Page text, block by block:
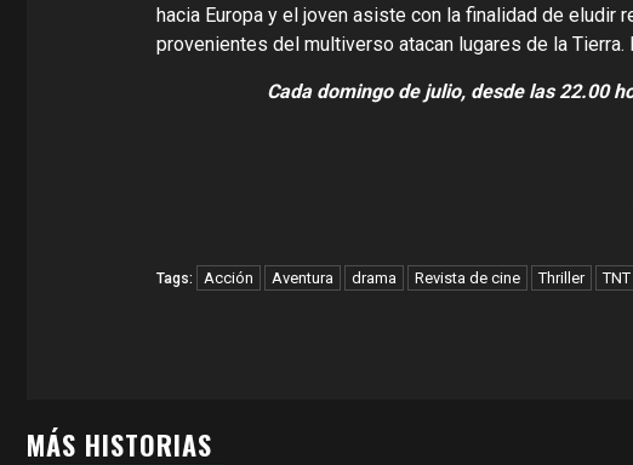
hacia Europa y el joven asiste con la finalidad de eludir
provenientes del multiverso atacan lugares de la
Cada domingo de julio, desde las 22.00
Tags: Acción Aventura drama Revista de cine Thriller TNT
MÁS HISTORIAS